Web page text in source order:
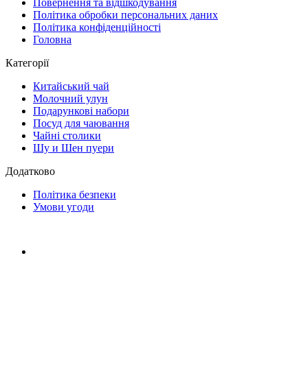
Повернення та відшкодування
Політика обробки персональних даних
Політика конфіденційності
Головна
Категорії
Китайський чай
Молочний улун
Подарункові набори
Посуд для чаювання
Чайні столики
Шу и Шен пуери
Додатково
Політика безпеки
Умови угоди